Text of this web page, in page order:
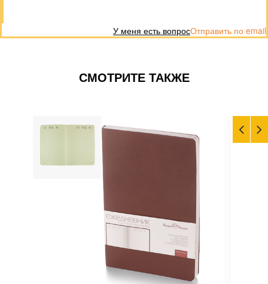
Отправить по email
У меня есть вопрос
СМОТРИТЕ ТАКЖЕ